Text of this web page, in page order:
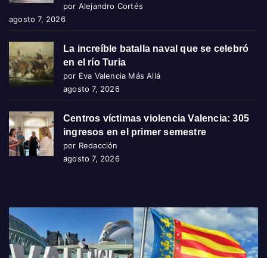
por Alejandro Cortés
agosto 7, 2026
La increíble batalla naval que se celebró
en el río Turia
por Eva Valencia Más Allá
agosto 7, 2026
Centros víctimas violencia Valencia: 305
ingresos en el primer semestre
por Redacción
agosto 7, 2026